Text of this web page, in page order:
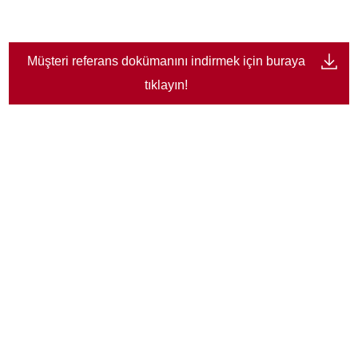
Müşteri referans dokümanını indirmek için buraya
tıklayın!